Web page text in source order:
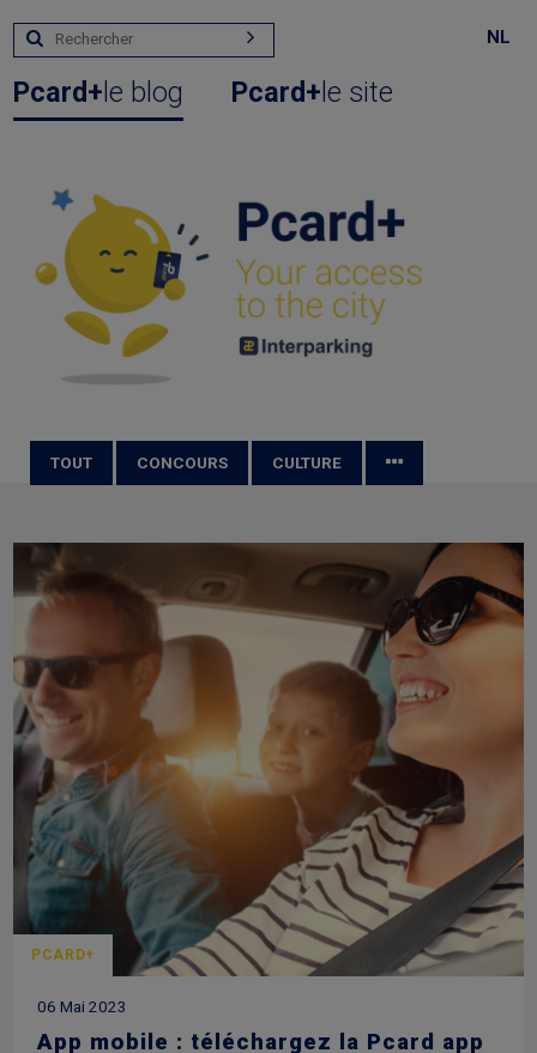
Pcard+ le blog Pcard+ le site
NL
TOUT CONCOURS CULTURE
PCARD+
06 Mai 2023
App mobile : téléchargez la Pcard app